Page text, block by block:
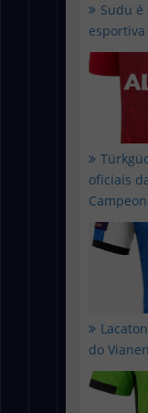
Sudu é
esportiva
oficiais
do